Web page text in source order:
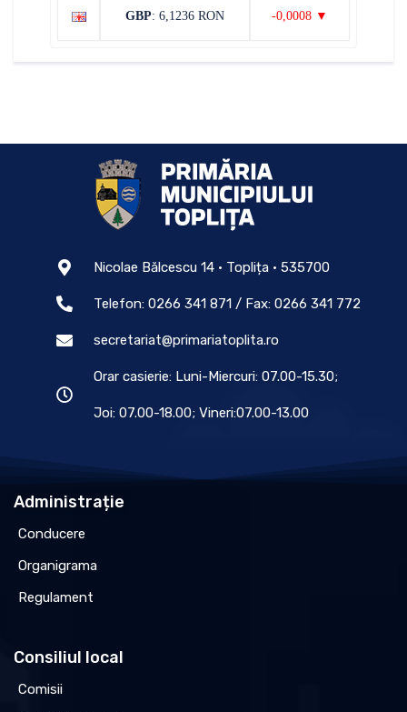
GBP: 6,1236 RON -0,0008 ▼
Nicolae Bălcescu 14 • Toplița • 535700
Telefon: 0266 341 871 / Fax: 0266 341 772
secretariat@primariatoplita.ro
Orar casierie: Luni-Miercuri: 07.00-15.30;
Joi: 07.00-18.00; Vineri:07.00-13.00
Administrație
Conducere
Organigrama
Regulament
Consiliul local
Comisii